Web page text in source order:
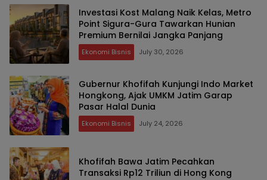
Investasi Kost Malang Naik Kelas, Metro
Point Sigura-Gura Tawarkan Hunian
Premium Bernilai Jangka Panjang
Ekonomi Bisnis July 30, 2026
Gubernur Khofifah Kunjungi Indo Market
Hongkong, Ajak UMKM Jatim Garap
Pasar Halal Dunia
Ekonomi Bisnis July 24, 2026
Khofifah Bawa Jatim Pecahkan
Transaksi Rp12 Triliun di Hong Kong